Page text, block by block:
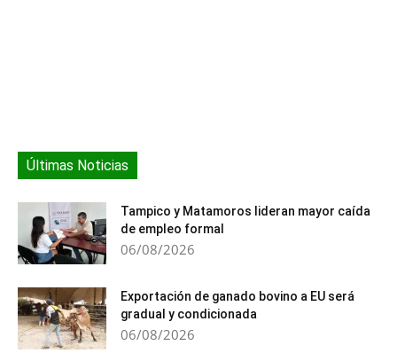
Últimas Noticias
Tampico y Matamoros lideran mayor caída
de empleo formal
06/08/2026
Exportación de ganado bovino a EU será
gradual y condicionada
06/08/2026